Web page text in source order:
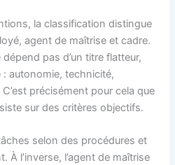
la classification distingue
agent de maîtrise et cadre.
pas d’un titre flatteur,
autonomie, technicité,
précisément pour cela que
sur des critères objectifs.
selon des procédures et
À l’inverse, l’agent de maîtrise